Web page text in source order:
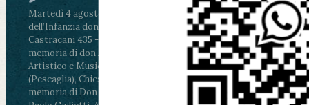
Martedì 4 agosto2026
ore 11:30 - Lucca, Scuola
dell’Infanzia don Aldo Mei - Viale Castruccio
Castracani 435 - Inaugurazione murales in
memoria di don Aldo Mei curato dal Liceo
Artistico e Musicale “Passaglia”
ore 18 - Fiano
(Pescaglia), Chiesa parrocchiale - Messa in
memoria di Don Aldo Mei celebrata da mons.